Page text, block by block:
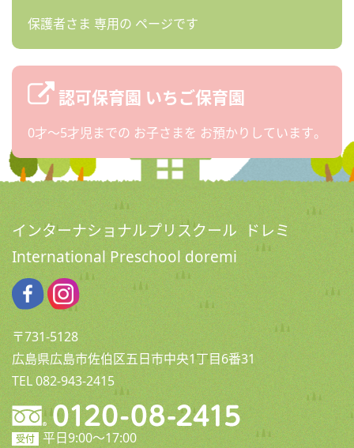
保護者さま 専用の ページです
認可保育園 いちご保育園
0才〜5才児までの お子さまを お預かりしています。
インターナショナルプリスクール ドレミ
International Preschool doremi
〒731-5128
広島県広島市佐伯区五日市中央1丁目6番31
TEL 082-943-2415
受付 平日9:00〜17:00